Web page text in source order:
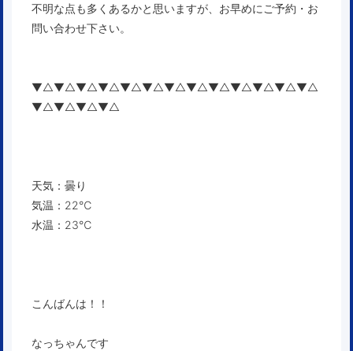
不明な点も多くあるかと思いますが、お早めにご予約・お
問い合わせ下さい。
▼△▼△▼△▼△▼△▼△▼△▼△▼△▼△▼△▼△▼△
▼△▼△▼△▼△
天気：曇り
気温：22℃
水温：23℃
こんばんは！！
なっちゃんです